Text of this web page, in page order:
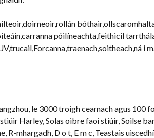
póilíneachta,feithicil
i
le 3000 troigh cearnach agus 100
Harley, Solas oibre faoi stiúir, Soilse
R-mhargadh, D o t, E m c, Teastais